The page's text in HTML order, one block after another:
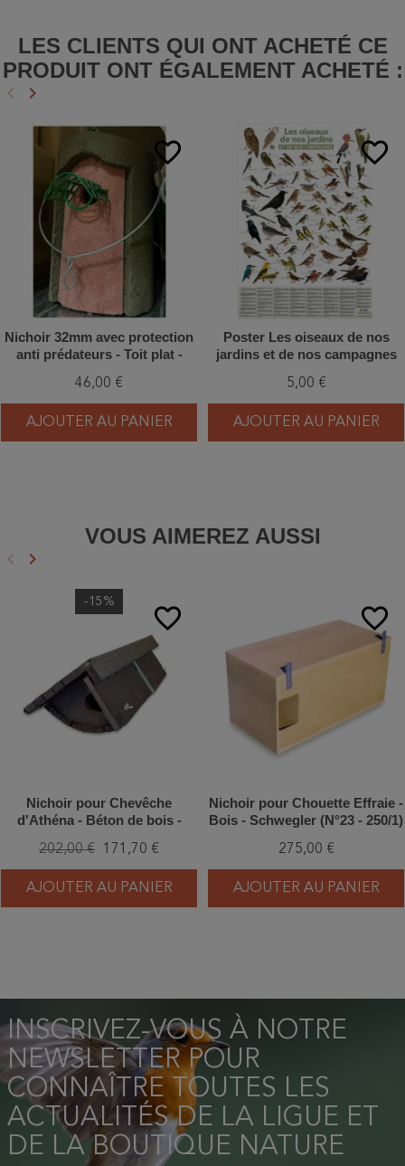
LES CLIENTS QUI ONT ACHETÉ CE
PRODUIT ONT ÉGALEMENT ACHETÉ :
Précédent
keyboard_arrow_left Suivant
keyboard_arrow_right
favorite_border
Nichoir 32mm avec protection
anti prédateurs - Toit plat -
- 202/0)
46,00 €
AJOUTER AU PANIER
favorite_border
Poster Les oiseaux de nos
jardins et de nos campagnes
5,00 €
AJOUTER AU PANIER
VOUS AIMEREZ AUSSI
Précédent
keyboard_arrow_left Suivant
keyboard_arrow_right
favorite_border
-15%
Nichoir pour Chevêche
d'Athéna - Béton de bois -
202,00 € 171,70 €
AJOUTER AU PANIER
favorite_border
Nichoir pour Chouette Effraie -
Bois - Schwegler (N°23 - 250/1)
275,00 €
AJOUTER AU PANIER
INSCRIVEZ-VOUS À NOTRE
NEWSLETTER POUR
CONNAÎTRE TOUTES LES
ACTUALITÉS DE LA LIGUE ET
DE LA BOUTIQUE NATURE